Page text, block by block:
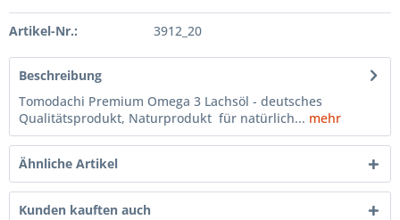
Artikel-Nr.: 3912_20
Beschreibung
Tomodachi Premium Omega 3 Lachsöl - deutsches
Qualitätsprodukt, Naturprodukt für natürlich... mehr
Ähnliche Artikel
Kunden kauften auch